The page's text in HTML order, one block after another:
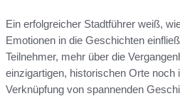
Ein erfolgreicher Stadtführer weiß,
Emotionen in die Geschichten
Teilnehmer, mehr über die
einzigartigen, historischen Orte noch
Verknüpfung von spannenden